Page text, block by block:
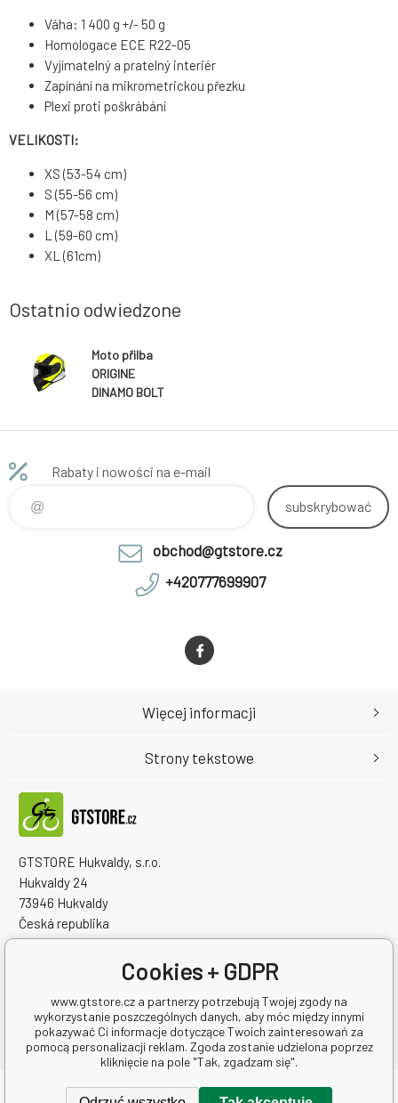
Váha: 1 400 g +/- 50 g
Homologace ECE R22-05
Vyjímatelný a pratelný interiér
Zapínání na mikrometrickou přezku
Plexi proti poškrábání
VELIKOSTI:
XS (53-54 cm)
S (55-56 cm)
M (57-58 cm)
L (59-60 cm)
XL (61cm)
Ostatnio odwiedzone
Moto přilba
ORIGINE
DINAMO BOLT
žluto/černá
Rabaty i nowości na e-mail
subskrybować
obchod@gtstore.cz
+420777699907
GTSTORE Hukvaldy, s.r.o.
Hukvaldy 24
73946 Hukvaldy
Česká republika
Numer identyfikacyjny firmy: 22259848
Więcej informacji
Strony tekstowe
Cookies + GDPR
www.gtstore.cz a partnerzy potrzebują Twojej zgody na
wykorzystanie poszczególnych danych, aby móc między innymi
pokazywać Ci informacje dotyczące Twoich zainteresowań za
pomocą personalizacji reklam. Zgoda zostanie udzielona poprzez
kliknięcie na pole "Tak, zgadzam się".